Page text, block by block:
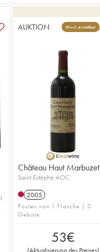
AUKTION Mwst. erstattbar
Château Haut Marbuzet
Saint-Estèphe AOC
2005
Posten von 1 Flasche | 0
Gebote
53€
(Aktualisierung des Preises)